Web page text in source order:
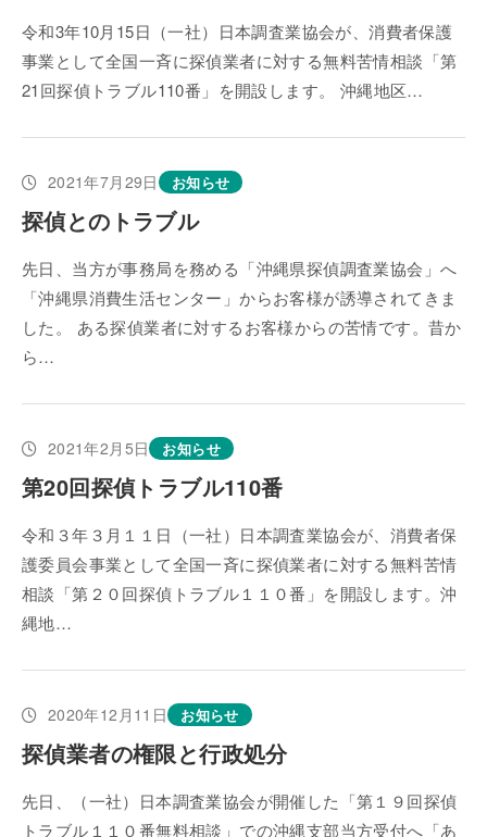
令和3年10月15日（一社）日本調査業協会が、消費者保護
事業として全国一斉に探偵業者に対する無料苦情相談「第
21回探偵トラブル110番」を開設します。 沖縄地区…
2021年7月29日 お知らせ
探偵とのトラブル
先日、当方が事務局を務める「沖縄県探偵調査業協会」へ
「沖縄県消費生活センター」からお客様が誘導されてきま
した。 ある探偵業者に対するお客様からの苦情です。昔か
ら…
2021年2月5日 お知らせ
第20回探偵トラブル110番
令和３年３月１１日（一社）日本調査業協会が、消費者保
護委員会事業として全国一斉に探偵業者に対する無料苦情
相談「第２０回探偵トラブル１１０番」を開設します。沖
縄地…
2020年12月11日 お知らせ
探偵業者の権限と行政処分
先日、（一社）日本調査業協会が開催した「第１９回探偵
トラブル１１０番無料相談」での沖縄支部当方受付へ「あ